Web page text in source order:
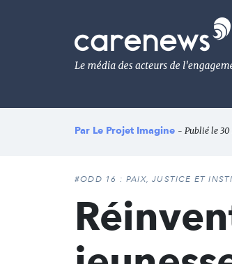
Le
média
de
l'engagement
Par Le Projet Imagine - Publié le 30
#ODD 16 : PAIX, JUSTICE ET